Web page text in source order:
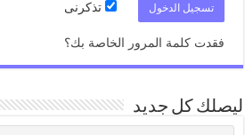
تذكرنى
فقدت كلمة المرور الخاصة بك؟
ليصلك كل جديد